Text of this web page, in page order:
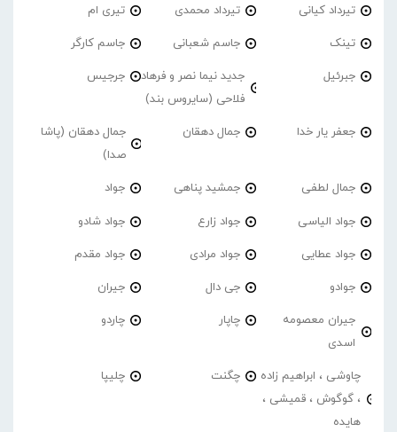
تیرداد کیانی تیرداد محمدی تیری ام
تینک جاسم شعبانی جاسم کارگر
جبرئیل
جدید نیما نصر و فرهاد
فلاحی (سایروس بند)
جرجیس
جعفر یار خدا جمال دهقان
جمال دهقان (پاشا
صدا)
جمال لطفی جمشید پناهی جواد
جواد الیاسی جواد زارع جواد شادو
جواد عطایی جواد مرادی جواد مقدم
جوادو جی دال جیران
جیران معصومه
اسدی
چاپار چاردو
چاوشی ، ابراهیم زاده
، گوگوش ، قمیشی ،
هایده
چگنت چلیپا